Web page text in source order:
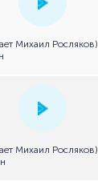
Михаил Росляков)
Михаил Росляков)